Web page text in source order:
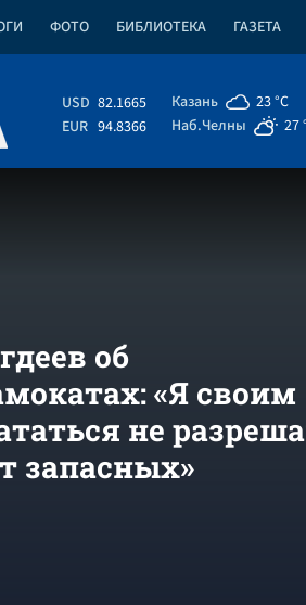
ФОТО БИБЛИОТЕКА ГАЗЕТА
USD 82.1665
EUR 94.8366
Казань
23 °C
Наб.Челны
27
об
«Я своим
не
запасных»